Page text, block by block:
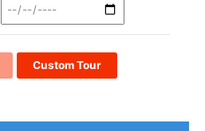
Custom Tour